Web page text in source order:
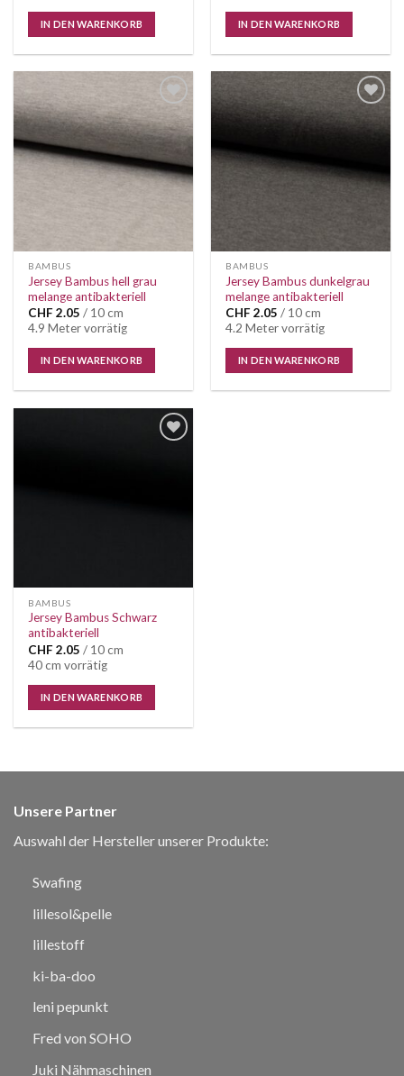
IN DEN WARENKORB IN DEN WARENKORB
Auf die
Wunschliste
BAMBUS
Jersey Bambus hell grau
melange antibakteriell
CHF 2.05 / 10 cm
4.9 Meter vorrätig
IN DEN WARENKORB
Auf die
Wunschliste
BAMBUS
Jersey Bambus dunkelgrau
melange antibakteriell
CHF 2.05 / 10 cm
4.2 Meter vorrätig
IN DEN WARENKORB
BAMBUS
Jersey Bambus Schwarz
antibakteriell
CHF 2.05 / 10 cm
40 cm vorrätig
IN DEN WARENKORB
Unsere Partner
Auswahl der Hersteller unserer Produkte:
Swafing
lillesol&pelle
lillestoff
ki-ba-doo
leni pepunkt
Fred von SOHO
Juki Nähmaschinen